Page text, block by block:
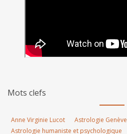
Mots clefs
Anne Virginie Lucot
Astrologie Genève
Astrologie humaniste et psychologique